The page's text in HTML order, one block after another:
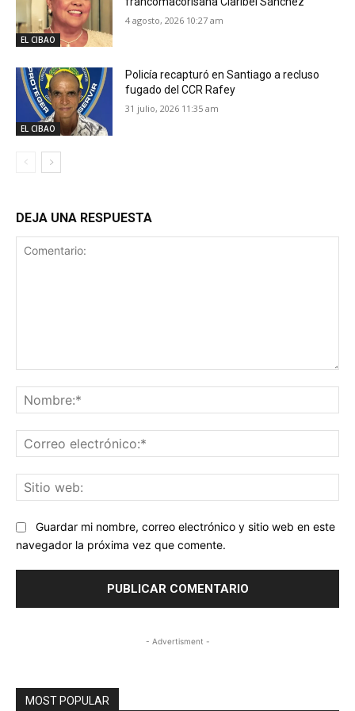
EL CIBAO
4 agosto, 2026 10:27 am
EL CIBAO
Policía recapturó en Santiago a recluso
fugado del CCR Rafey
31 julio, 2026 11:35 am
DEJA UNA RESPUESTA
Guardar mi nombre, correo electrónico y sitio web en este
navegador la próxima vez que comente.
- Advertisment -
MOST POPULAR